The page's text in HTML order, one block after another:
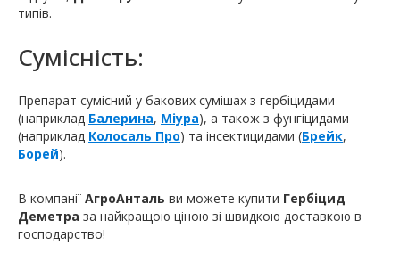
типів.
Сумісність:
Препарат сумісний у бакових сумішах з гербіцидами
(наприклад Балерина, Міура), а також з фунгіцидами
(наприклад Колосаль Про) та інсектицидами (Брейк,
Борей).
В компанії АгроАнталь ви можете купити Гербіцид
Деметра за найкращою ціною зі швидкою доставкою в
господарство!